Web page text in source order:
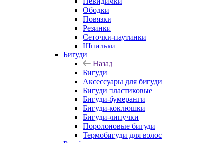
Ободки
Повязки
Резинки
Сеточки-паутинки
Шпильки
Бигуди
Назад
Бигуди
Аксессуары для бигуди
Бигуди пластиковые
Бигуди-бумеранги
Бигуди-коклюшки
Бигуди-липучки
Поролоновые бигуди
Термобигуди для волос